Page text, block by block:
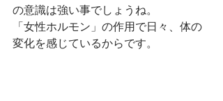
の意識は強い事でしょうね。
「女性ホルモン」の作用で日々、体の
変化を感じているからです。